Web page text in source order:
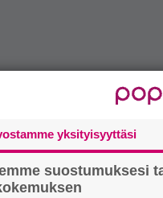
yksityisyyttäsi
suostumuksesi